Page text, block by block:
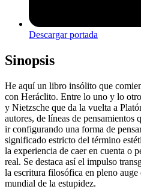
Descargar portada
Sinopsis
He aquí un libro insólito que
con Heráclito. Entre lo uno y lo
y Nietzsche que da la vuelta a
autores, de líneas de pensamientos
ir configurando una forma de
significado estricto del término
la experiencia de caer en cuenta o
real. Se destaca así el impulso
la escritura filosófica en pleno auge
mundial de la estupidez.